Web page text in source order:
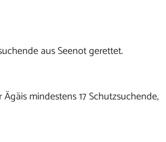
aus Seenot gerettet.
mindestens 17 Schutzsuchende,